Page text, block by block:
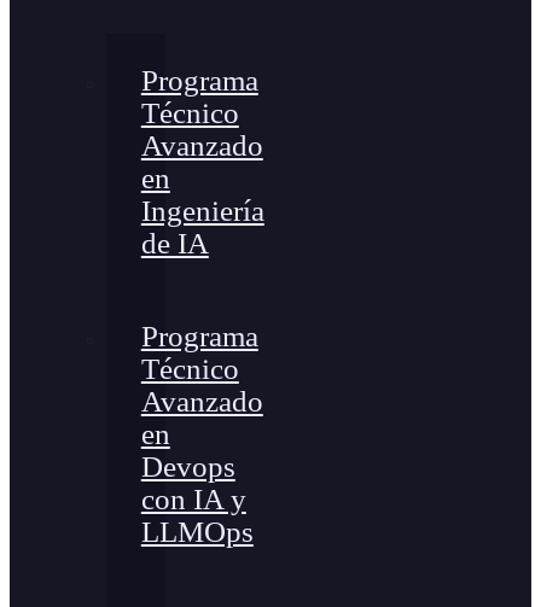
Programa
Técnico
Avanzado
en
Ingeniería
de IA
Programa
Técnico
Avanzado
en
Devops
con IA y
LLMOps